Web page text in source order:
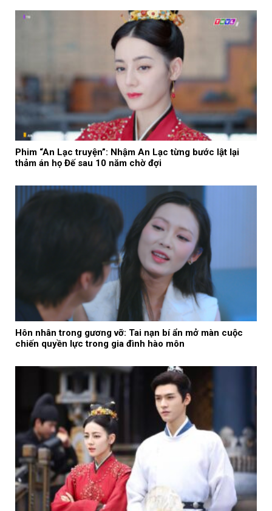
Phim “An Lạc truyện”: Nhậm An Lạc từng bước lật lại
thảm án họ Đế sau 10 năm chờ đợi
Hôn nhân trong gương vỡ: Tai nạn bí ẩn mở màn cuộc
chiến quyền lực trong gia đình hào môn